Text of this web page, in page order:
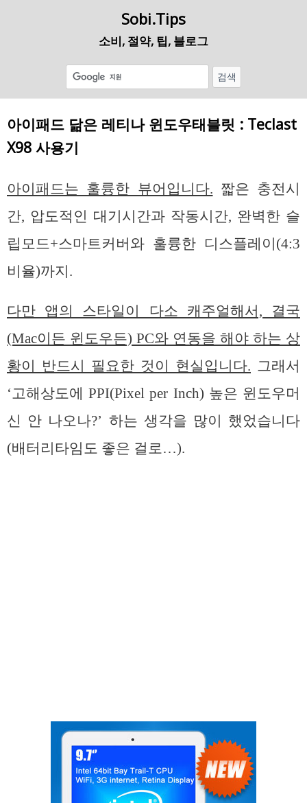
Sobi.Tips
소비, 절약, 팁, 블로그
아이패드 닮은 레티나 윈도우태블릿 : Teclast
X98 사용기
아이패드는 훌륭한 뷰어입니다. 짧은 충전시
간, 압도적인 대기시간과 작동시간, 완벽한 슬
립모드+스마트커버와 훌륭한 디스플레이(4:3
비율)까지.
다만 앱의 스타일이 다소 캐주얼해서, 결국
(Mac이든 윈도우든) PC와 연동을 해야 하는 상
황이 반드시 필요한 것이 현실입니다. 그래서
‘고해상도에 PPI(Pixel per Inch) 높은 윈도우머
신 안 나오나?’ 하는 생각을 많이 했었습니다
(배터리타임도 좋은 걸로…).